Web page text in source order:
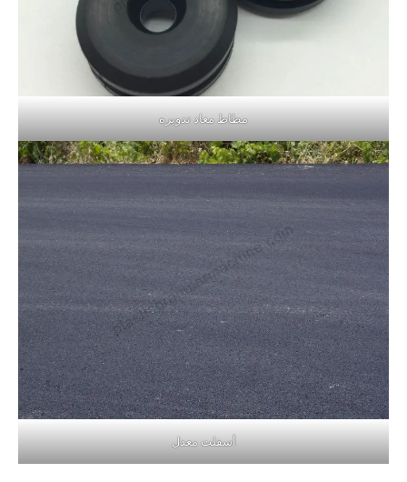
مطاط معاد تدويره
أسفلت معدل